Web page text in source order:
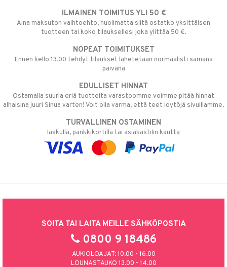
ILMAINEN TOIMITUS YLI 50 €
Aina maksuton vaihtoehto, huolimatta siitä ostatko yksittäisen
tuotteen tai koko tilauksellesi joka ylittää 50 €.
NOPEAT TOIMITUKSET
Ennen kello 13.00 tehdyt tilaukset lähetetään normaalisti samana
päivänä
EDULLISET HINNAT
Ostamalla suuria eriä tuotteita varastoomme voimme pitää hinnat
alhaisina juuri Sinua varten! Voit olla varma, että teet löytöjä sivuillamme.
TURVALLINEN OSTAMINEN
laskulla, pankkikortilla tai asiakastilin kautta
SOITA TAI LAITA MEILLE SÄHKÖPOSTIA
0800 9 18486
AUKIOLOAJAT: 10.00 - 16.00
LOUNASTAUKO 13.00 - 14.00